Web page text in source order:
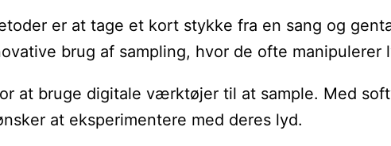
er at tage et kort stykke fra en sang og
brug af sampling, hvor de ofte
at bruge digitale værktøjer til at sample. Med
at eksperimentere med deres lyd.